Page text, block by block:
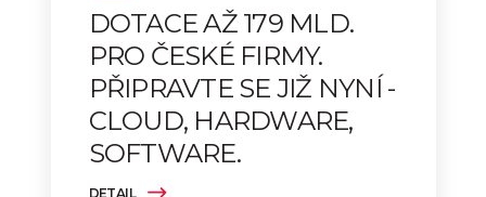
DETAIL
DOTACE AŽ 179 MLD.
PRO ČESKÉ FIRMY.
PŘIPRAVTE SE JIŽ NYNÍ -
CLOUD, HARDWARE,
SOFTWARE.